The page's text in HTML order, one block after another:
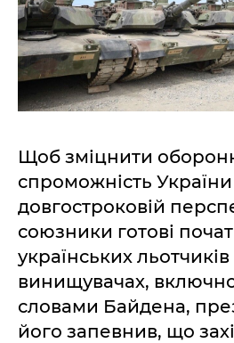
Щоб зміцнити
спроможність України
довгостроковій
союзники готові
українських
винищувачах, включно
словами Байдена,
його запевнив, що